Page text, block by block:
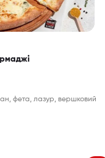
фета, лазур, вершковий